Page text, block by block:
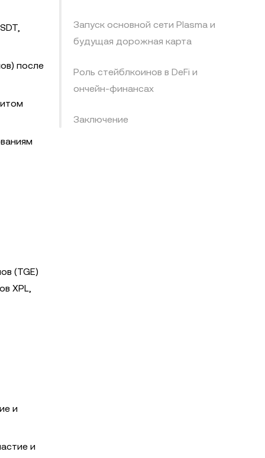
после
(TGE)
XPL,
и
и
Запуск основной сети Plasma и
будущая дорожная карта
Роль стейблкоинов в DeFi и
ончейн-финансах
Заключение